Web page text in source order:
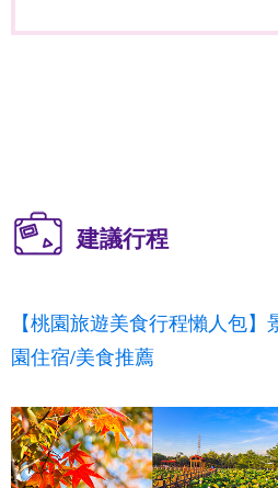
建議行程
【桃園旅遊美食行程懶人包
園住宿/美食推薦